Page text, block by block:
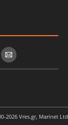
2026 Vres.gr, Marinet Ltd